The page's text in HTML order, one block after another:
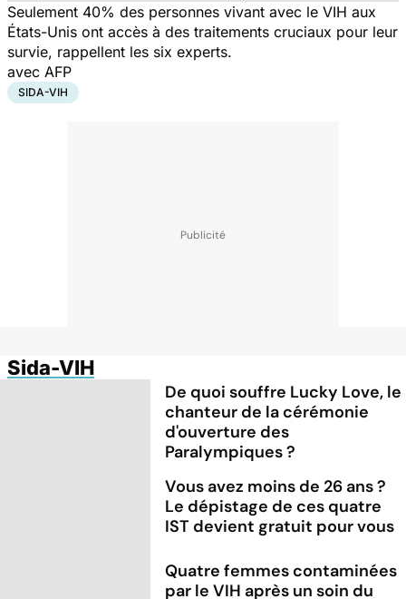
Seulement 40% des personnes vivant avec le VIH aux
États-Unis ont accès à des traitements cruciaux pour leur
survie, rappellent les six experts.
avec AFP
SIDA-VIH
Sida-VIH
De quoi souffre Lucky Love, le
chanteur de la cérémonie
d'ouverture des
Paralympiques ?
Vous avez moins de 26 ans ?
Le dépistage de ces quatre
IST devient gratuit pour vous
Quatre femmes contaminées
par le VIH après un soin du